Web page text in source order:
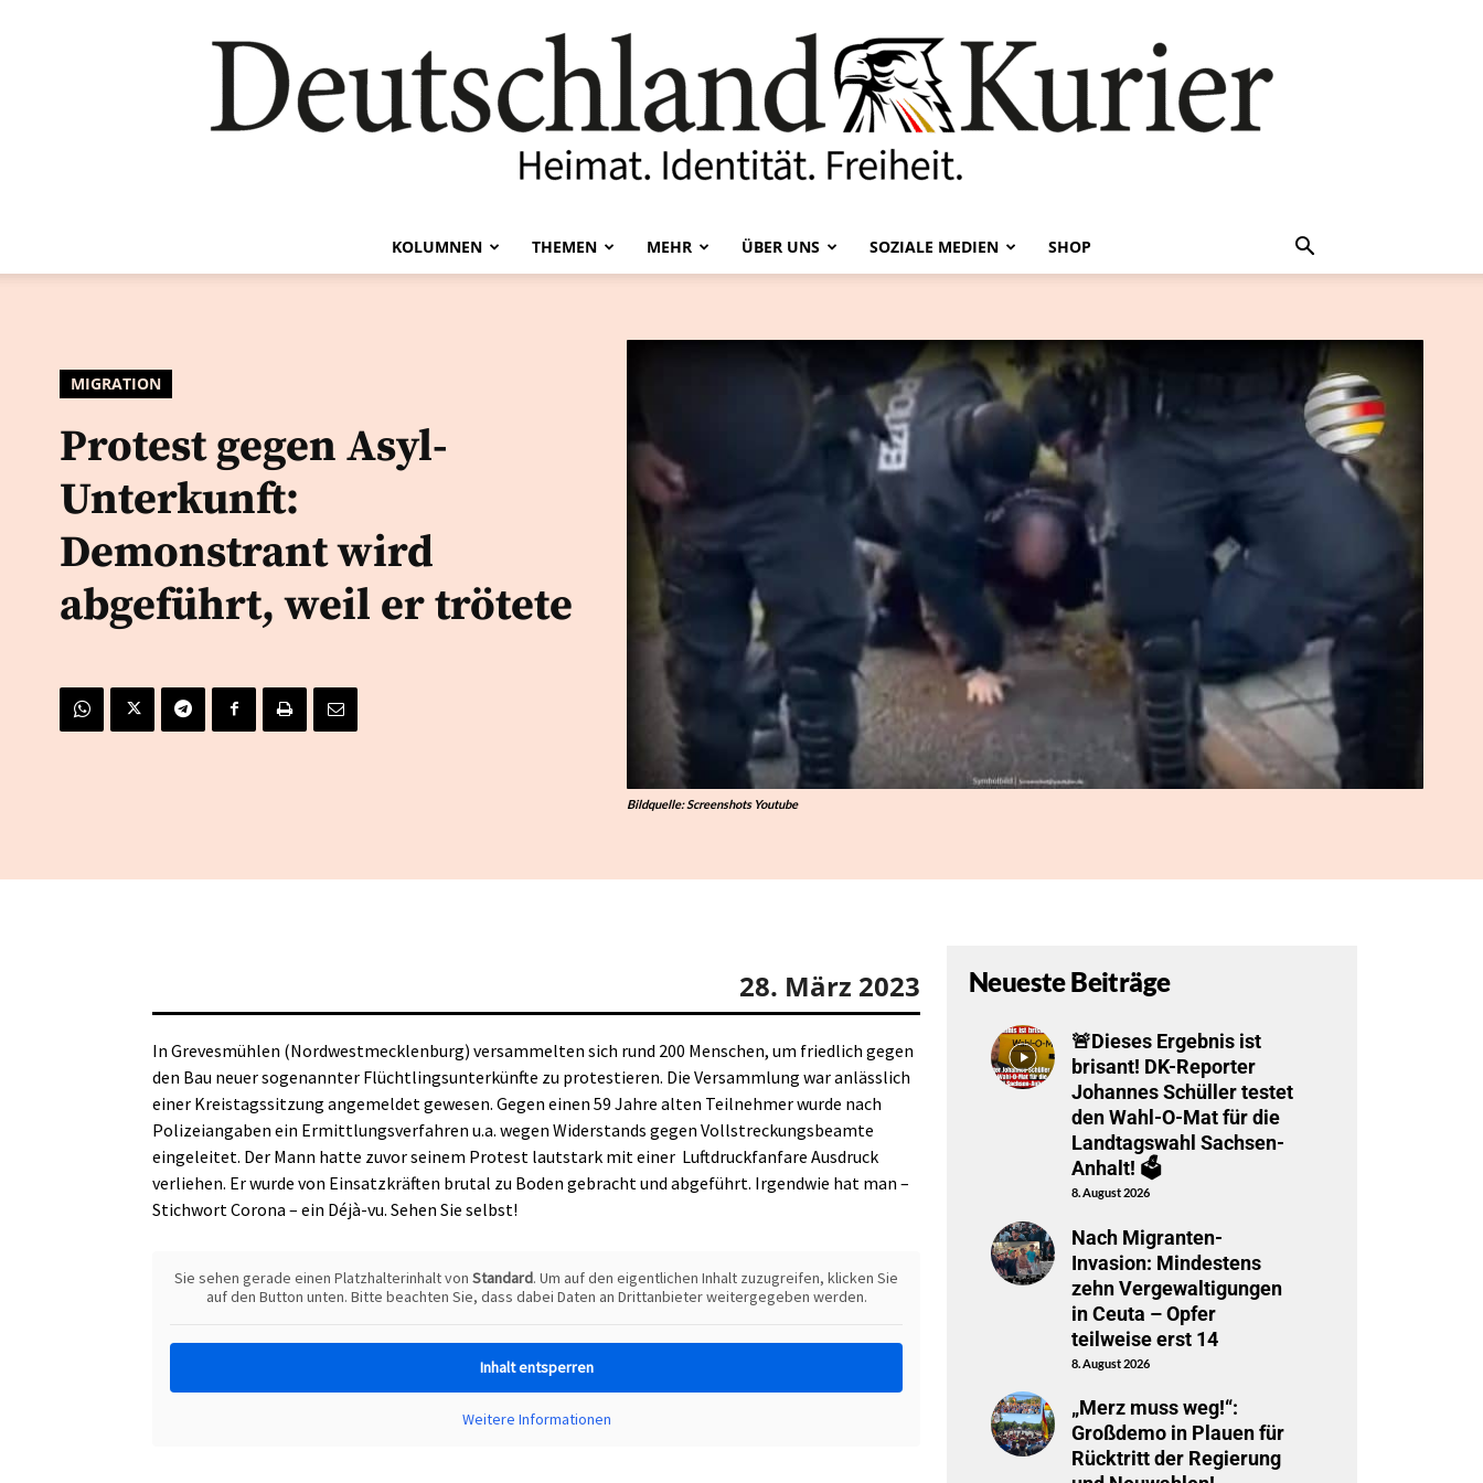
KOLUMNEN THEMEN MEHR ÜBER UNS SOZIALE MEDIEN SHOP
MIGRATION
Protest gegen Asyl-
Unterkunft:
Demonstrant wird
abgeführt, weil er trötete
Bildquelle: Screenshots Youtube
28. März 2023
In Grevesmühlen (Nordwestmecklenburg) versammelten sich rund 200 Menschen, um friedlich gegen
den Bau neuer sogenannter Flüchtlingsunterkünfte zu protestieren. Die Versammlung war anlässlich
einer Kreistagssitzung angemeldet gewesen. Gegen einen 59 Jahre alten Teilnehmer wurde nach
Polizeiangaben ein Ermittlungsverfahren u.a. wegen Widerstands gegen Vollstreckungsbeamte
eingeleitet. Der Mann hatte zuvor seinem Protest lautstark mit einer Luftdruckfanfare Ausdruck
verliehen. Er wurde von Einsatzkräften brutal zu Boden gebracht und abgeführt. Irgendwie hat man –
Stichwort Corona – ein Déjà-vu. Sehen Sie selbst!
Sie sehen gerade einen Platzhalterinhalt von Standard. Um auf den eigentlichen Inhalt zuzugreifen, klicken Sie
auf den Button unten. Bitte beachten Sie, dass dabei Daten an Drittanbieter weitergegeben werden.
Inhalt entsperren
Weitere Informationen
Neueste Beiträge
🚨Dieses Ergebnis ist
brisant! DK-Reporter
Johannes Schüller testet
den Wahl-O-Mat für die
Landtagswahl Sachsen-
Anhalt! 🗳️
8. August 2026
Nach Migranten-
Invasion: Mindestens
zehn Vergewaltigungen
in Ceuta – Opfer
teilweise erst 14
8. August 2026
„Merz muss weg!“:
Großdemo in Plauen für
Rücktritt der Regierung